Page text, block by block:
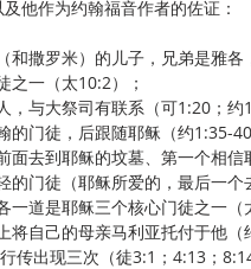
他作为约翰福音作者的佐证：
和撒罗米）的儿子，兄弟是雅各
之一（太10:2）；
，与大祭司有联系（可1:20；约
的门徒，后跟随耶稣（约1:35-40
面去到耶稣的坟墓、第一个相信
的门徒（耶稣所爱的，最后一个
一道是耶稣三个核心门徒之一（
将自己的母亲马利亚托付于他（
传出现三次（徒3:1；4:13；